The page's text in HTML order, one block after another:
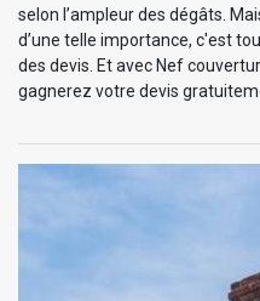
selon l’ampleur des dégâts.
d’une telle importance, c'est
des devis. Et avec Nef
gagnerez votre devis